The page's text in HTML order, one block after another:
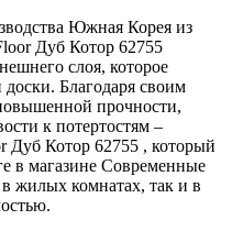
Южная Корея из
Дуб Котор 62755
слоя, которое
доски. Благодаря своим
прочности,
к потертостям –
Котор 62755 , который
в магазине Современные
жилых комнатах, так и в